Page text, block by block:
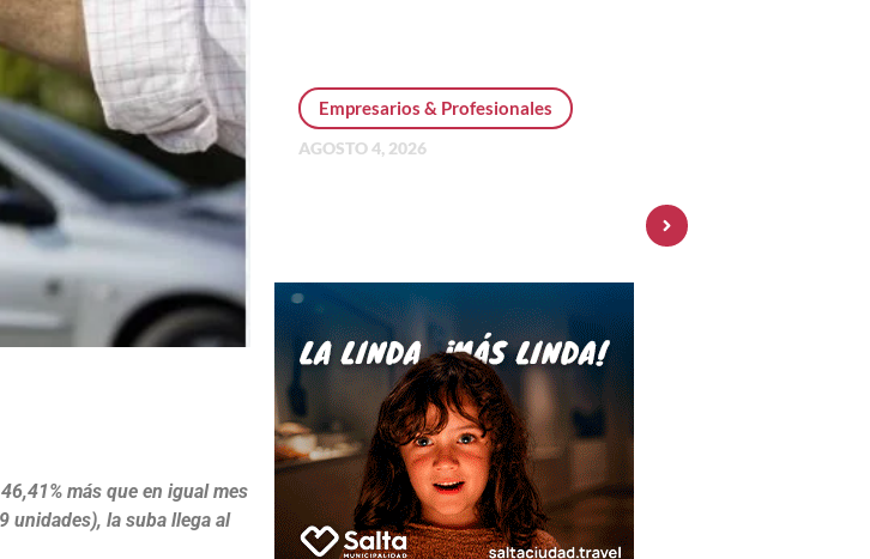
más que en igual mes
unidades), la suba llega al
Empresarios & Profesionales
AGOSTO 4, 2026